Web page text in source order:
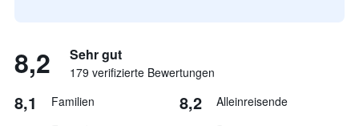
8,2 Sehr gut
179 verifizierte Bewertungen
8,1 Familien 8,2 Alleinreisende